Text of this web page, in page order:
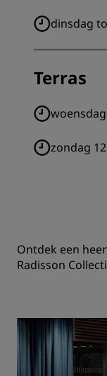
dinsdag
Terras
zondag
Ontdek een
Radisson